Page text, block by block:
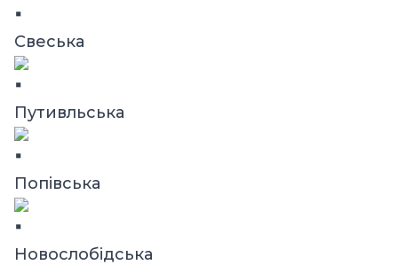
Свеська
Путивльська
Попівська
Новослобідська